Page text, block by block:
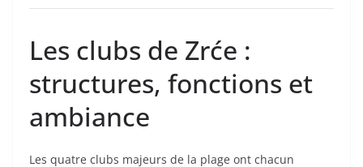
Les clubs de Zrće :
structures, fonctions et
ambiance
Les quatre clubs majeurs de la plage ont chacun